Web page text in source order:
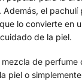
el pachulí
lo convierte en
de la piel.
de perfume
piel o